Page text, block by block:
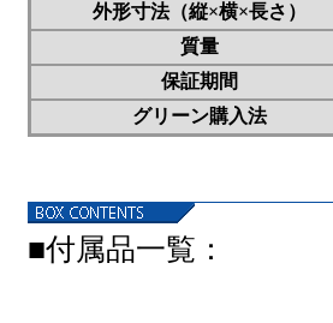
外形寸法（縦×横×長さ）
質量
保証期間
グリーン購入法
■付属品一覧：